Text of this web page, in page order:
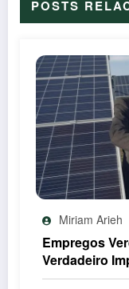
POSTS
Miriam Arieh
Empregos
Verdadeiro
2026